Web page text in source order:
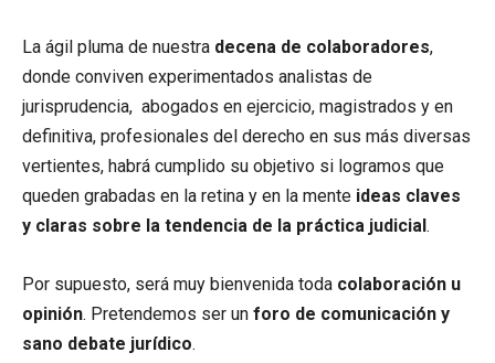
La ágil pluma de nuestra decena de colaboradores,
donde conviven experimentados analistas de
jurisprudencia, abogados en ejercicio, magistrados y en
definitiva, profesionales del derecho en sus más diversas
vertientes, habrá cumplido su objetivo si logramos que
queden grabadas en la retina y en la mente ideas claves
y claras sobre la tendencia de la práctica judicial.
Por supuesto, será muy bienvenida toda colaboración u
opinión. Pretendemos ser un foro de comunicación y
sano debate jurídico.